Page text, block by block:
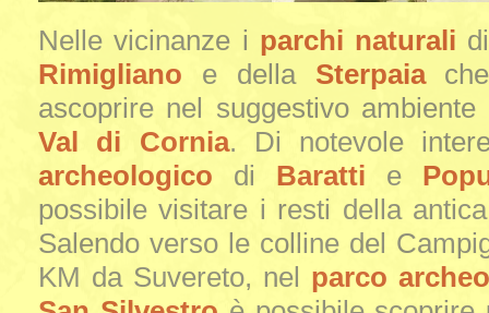
Nelle vicinanze i parchi naturali
Rimigliano e della Sterpaiache
ascoprire nel suggestivo ambiente
Val di Cornia. Di notevole
archeologico di Baratti e
possibile visitare i resti della
Salendo verso le colline del
KM da Suvereto, nel parco